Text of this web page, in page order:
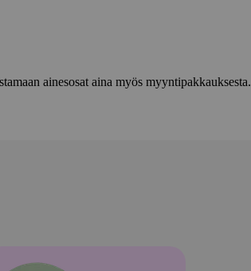
ainesosat aina myös myyntipakkauksesta.